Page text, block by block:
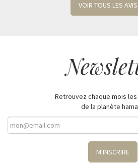
VOIR TOUS LES AVIS
Retrouvez chaque mois
de la planète
M'INSCRIRE